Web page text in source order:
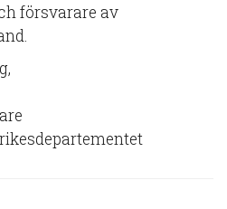
försvarare av